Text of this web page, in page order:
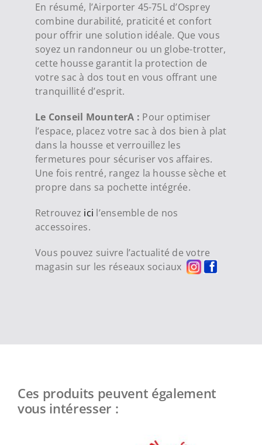
En résumé, l’Airporter 45-75L d’Osprey
combine durabilité, praticité et confort
pour offrir une solution idéale. Que vous
soyez un randonneur ou un globe-trotter,
cette housse garantit la protection de
votre sac à dos tout en vous offrant une
tranquillité d’esprit.
Le Conseil MounterA : Pour optimiser
l’espace, placez votre sac à dos bien à plat
dans la housse et verrouillez les
fermetures pour sécuriser vos affaires.
Une fois rentré, rangez la housse sèche et
propre dans sa pochette intégrée.
Retrouvez ici l’ensemble de nos
accessoires.
Vous pouvez suivre l’actualité de votre
magasin sur les réseaux sociaux
Ces produits peuvent également
vous intéresser :